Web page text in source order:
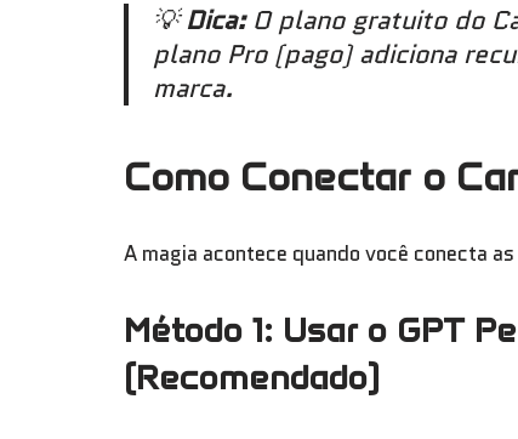
💡Dica:O plano gratuito do
plano Pro (pago) adiciona
marca.
Como Conectar o
A magia acontece quando você conecta
Método 1: Usar o GPT
(Recomendado)